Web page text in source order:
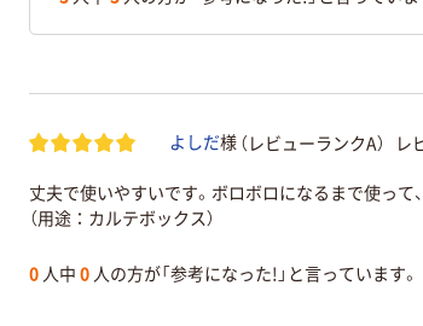
よしだ様 （レビューランクA） レ
丈夫で使いやすいです。ボロボロになるまで使って
（用途：カルテボックス）
0 人中 0 人の方が「参考になった!」と言っています。